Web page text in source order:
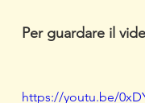
Per guardare il
https://youtu.be/